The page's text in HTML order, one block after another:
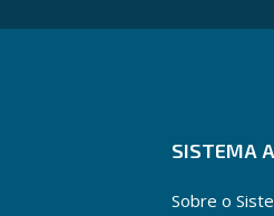
SISTEMA
Sobre o